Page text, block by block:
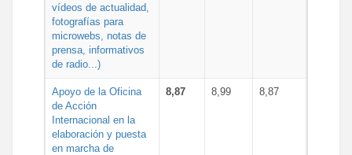
vídeos de actualidad,
fotografías para
microwebs, notas de
prensa, informativos
de radio...)
Apoyo de la Oficina
de Acción
Internacional en la
elaboración y puesta
en marcha de
8,87 8,99 8,87